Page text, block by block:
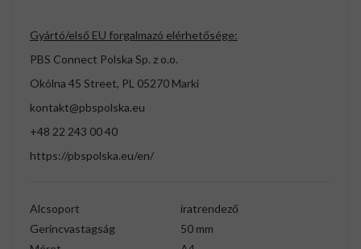
Gyártó/első EU forgalmazó elérhetősége:
PBS Connect Polska Sp. z o.o.
Okólna 45 Street, PL 05270 Marki
kontakt@pbspolska.eu
+48 22 243 00 40
https://pbspolska.eu/en/
Alcsoport
iratrendező
Gerincvastagság
50 mm